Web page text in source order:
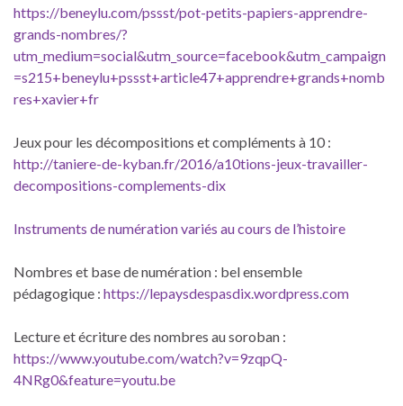
https://beneylu.com/pssst/pot-petits-papiers-apprendre-
grands-nombres/?
utm_medium=social&utm_source=facebook&utm_campaign
=s215+beneylu+pssst+article47+apprendre+grands+nomb
res+xavier+fr
Jeux pour les décompositions et compléments à 10 :
http://taniere-de-kyban.fr/2016/a10tions-jeux-travailler-
decompositions-complements-dix
Instruments de numération variés au cours de l’histoire
Nombres et base de numération : bel ensemble
pédagogique : https://lepaysdespasdix.wordpress.com
Lecture et écriture des nombres au soroban :
https://www.youtube.com/watch?v=9zqpQ-
4NRg0&feature=youtu.be